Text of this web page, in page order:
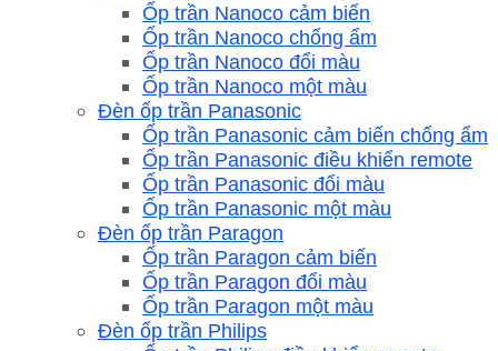
Ốp trần Nanoco cảm biến
Ốp trần Nanoco chống ẩm
Ốp trần Nanoco đổi màu
Ốp trần Nanoco một màu
Đèn ốp trần Panasonic
Ốp trần Panasonic cảm biến chống ẩm
Ốp trần Panasonic điều khiển remote
Ốp trần Panasonic đổi màu
Ốp trần Panasonic một màu
Đèn ốp trần Paragon
Ốp trần Paragon cảm biến
Ốp trần Paragon đổi màu
Ốp trần Paragon một màu
Đèn ốp trần Philips